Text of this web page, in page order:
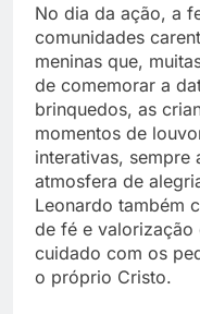
No dia da ação, a
comunidades
meninas que,
de comemorar a
brinquedos, as
momentos de
interativas, sempre
atmosfera de
Leonardo também
de fé e valorização
cuidado com os
o próprio Cristo.